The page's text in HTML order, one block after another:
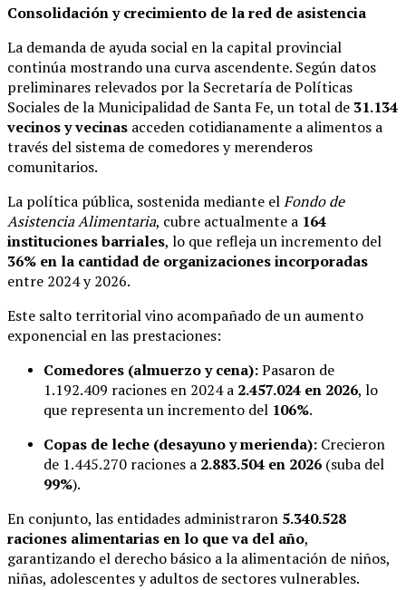
Consolidación y crecimiento de la red de asistencia
La demanda de ayuda social en la capital provincial
continúa mostrando una curva ascendente. Según datos
preliminares relevados por la Secretaría de Políticas
Sociales de la Municipalidad de Santa Fe, un total de 31.134
vecinos y vecinas acceden cotidianamente a alimentos a
través del sistema de comedores y merenderos
comunitarios.
La política pública, sostenida mediante elFondo de
Asistencia Alimentaria, cubre actualmente a 164
instituciones barriales, lo que refleja un incremento del
36% en la cantidad de organizaciones incorporadas
entre 2024 y 2026.
Este salto territorial vino acompañado de un aumento
exponencial en las prestaciones:
Comedores (almuerzo y cena):Pasaron de
1.192.409 raciones en 2024 a 2.457.024 en 2026, lo
que representa un incremento del 106%.
Copas de leche (desayuno y merienda): Crecieron
de 1.445.270 raciones a 2.883.504 en 2026 (suba del
99%).
En conjunto, las entidades administraron 5.340.528
raciones alimentarias en lo que va del año,
garantizando el derecho básico a la alimentación de niños,
niñas, adolescentes y adultos de sectores vulnerables.